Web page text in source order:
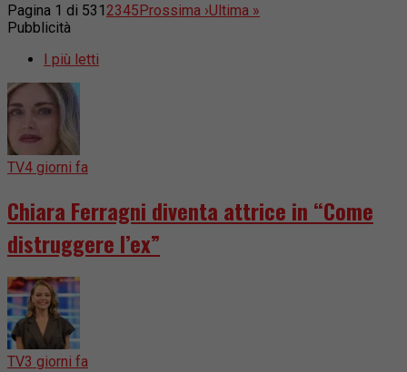
Pagina 1 di 531 2345Prossima ›Ultima »
Pubblicità
I più letti
TV4 giorni fa
Chiara Ferragni diventa attrice in “Come
distruggere l’ex”
TV3 giorni fa